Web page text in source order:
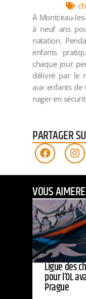
À Montceau-
à neuf ans
natation.
enfants
chaque jour
délivré par le
aux enfants de
nager en
PARTAGER
VOUS
Ligue des
pour l’OL
Prague